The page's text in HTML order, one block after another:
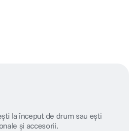
la început de drum sau ești
și accesorii.